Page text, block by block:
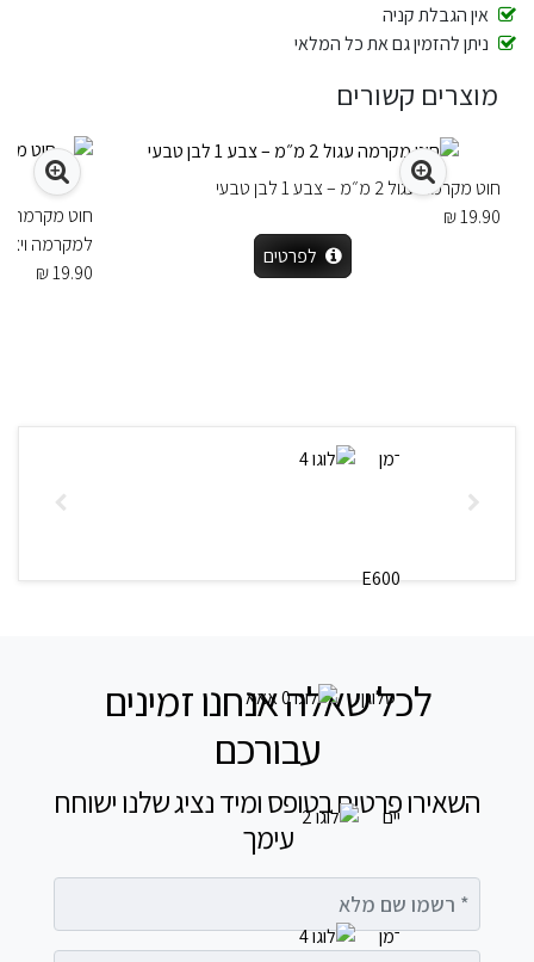
אין הגבלת קניה
ניתן להזמין גם את כל המלאי
מוצרים קשורים
חוט מקרמה עגול 2 מ״מ – צבע 1 לבן טבעי
19.90 ₪
לפרטים
למקרמה
19.90 ₪
לכל שאלה אנחנו זמינים
עבורכם
השאירו פרטים בטופס ומיד נציג שלנו ישוחח
עימך